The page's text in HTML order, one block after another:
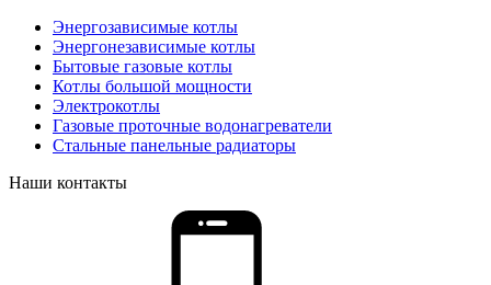
Энергозависимые котлы
Энергонезависимые котлы
Бытовые газовые котлы
Котлы большой мощности
Электрокотлы
Газовые проточные водонагреватели
Стальные панельные радиаторы
Наши контакты